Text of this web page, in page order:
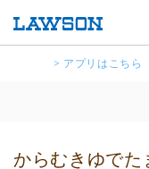
> アプリはこちら
からむきゆでた